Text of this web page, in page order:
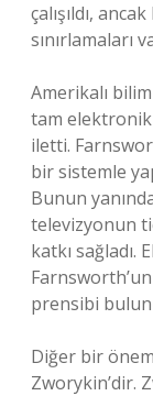
çalışıldı,
sınırlamaları
Amerikalı
tam
iletti.
bir sistemle
Bunun
televizyonun
katkı
prensibi
Diğer bir
Zworykin’dir.